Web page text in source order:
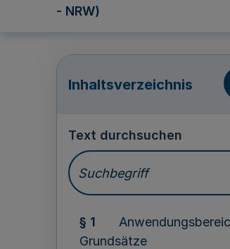
- NRW)
Inhaltsverzeichnis
Text durchsuchen
§ 1
Grundsätze